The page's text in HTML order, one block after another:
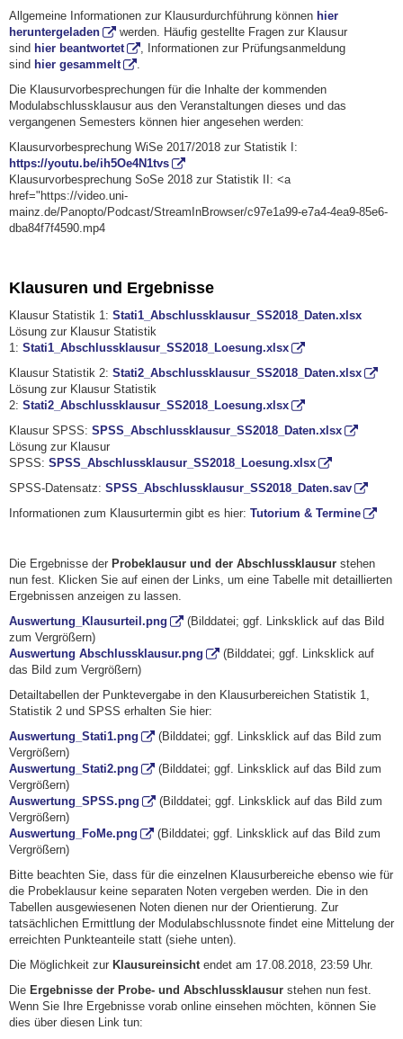
Allgemeine Informationen zur Klausurdurchführung können hier
heruntergeladen
werden. Häufig gestellte Fragen zur Klausur
sind hier beantwortet
, Informationen zur Prüfungsanmeldung
sind hier gesammelt
.
Die Klausurvorbesprechungen für die Inhalte der kommenden
Modulabschlussklausur aus den Veranstaltungen dieses und das
vergangenen Semesters können hier angesehen werden:
Klausurvorbesprechung WiSe 2017/2018 zur Statistik I:
https://youtu.be/ih5Oe4N1tvs
Klausurvorbesprechung SoSe 2018 zur Statistik II: <a
href="https://video.uni-
mainz.de/Panopto/Podcast/StreamInBrowser/c97e1a99-e7a4-4ea9-85e6-
dba84f7f4590.mp4
Klausuren und Ergebnisse
Klausur Statistik 1: Stati1_Abschlussklausur_SS2018_Daten.xlsx
Lösung zur Klausur Statistik
1: Stati1_Abschlussklausur_SS2018_Loesung.xlsx
Klausur Statistik 2: Stati2_Abschlussklausur_SS2018_Daten.xlsx
Lösung zur Klausur Statistik
2: Stati2_Abschlussklausur_SS2018_Loesung.xlsx
Klausur SPSS: SPSS_Abschlussklausur_SS2018_Daten.xlsx
Lösung zur Klausur
SPSS: SPSS_Abschlussklausur_SS2018_Loesung.xlsx
SPSS-Datensatz: SPSS_Abschlussklausur_SS2018_Daten.sav
Informationen zum Klausurtermin gibt es hier: Tutorium & Termine
Die Ergebnisse der Probeklausur und der Abschlussklausur stehen
nun fest. Klicken Sie auf einen der Links, um eine Tabelle mit detaillierten
Ergebnissen anzeigen zu lassen.
Auswertung_Klausurteil.png
(Bilddatei; ggf. Linksklick auf das Bild
zum Vergrößern)
Auswertung Abschlussklausur.png
(Bilddatei; ggf. Linksklick auf
das Bild zum Vergrößern)
Detailtabellen der Punktevergabe in den Klausurbereichen Statistik 1,
Statistik 2 und SPSS erhalten Sie hier:
Auswertung_Stati1.png
(Bilddatei; ggf. Linksklick auf das Bild zum
Vergrößern)
Auswertung_Stati2.png
(Bilddatei; ggf. Linksklick auf das Bild zum
Vergrößern)
Auswertung_SPSS.png
(Bilddatei; ggf. Linksklick auf das Bild zum
Vergrößern)
Auswertung_FoMe.png
(Bilddatei; ggf. Linksklick auf das Bild zum
Vergrößern)
Bitte beachten Sie, dass für die einzelnen Klausurbereiche ebenso wie für
die Probeklausur keine separaten Noten vergeben werden. Die in den
Tabellen ausgewiesenen Noten dienen nur der Orientierung. Zur
tatsächlichen Ermittlung der Modulabschlussnote findet eine Mittelung der
erreichten Punkteanteile statt (siehe unten).
Die Möglichkeit zur Klausureinsicht endet am 17.08.2018, 23:59 Uhr.
Die Ergebnisse der Probe- und Abschlussklausur stehen nun fest.
Wenn Sie Ihre Ergebnisse vorab online einsehen möchten, können Sie
dies über diesen Link tun: